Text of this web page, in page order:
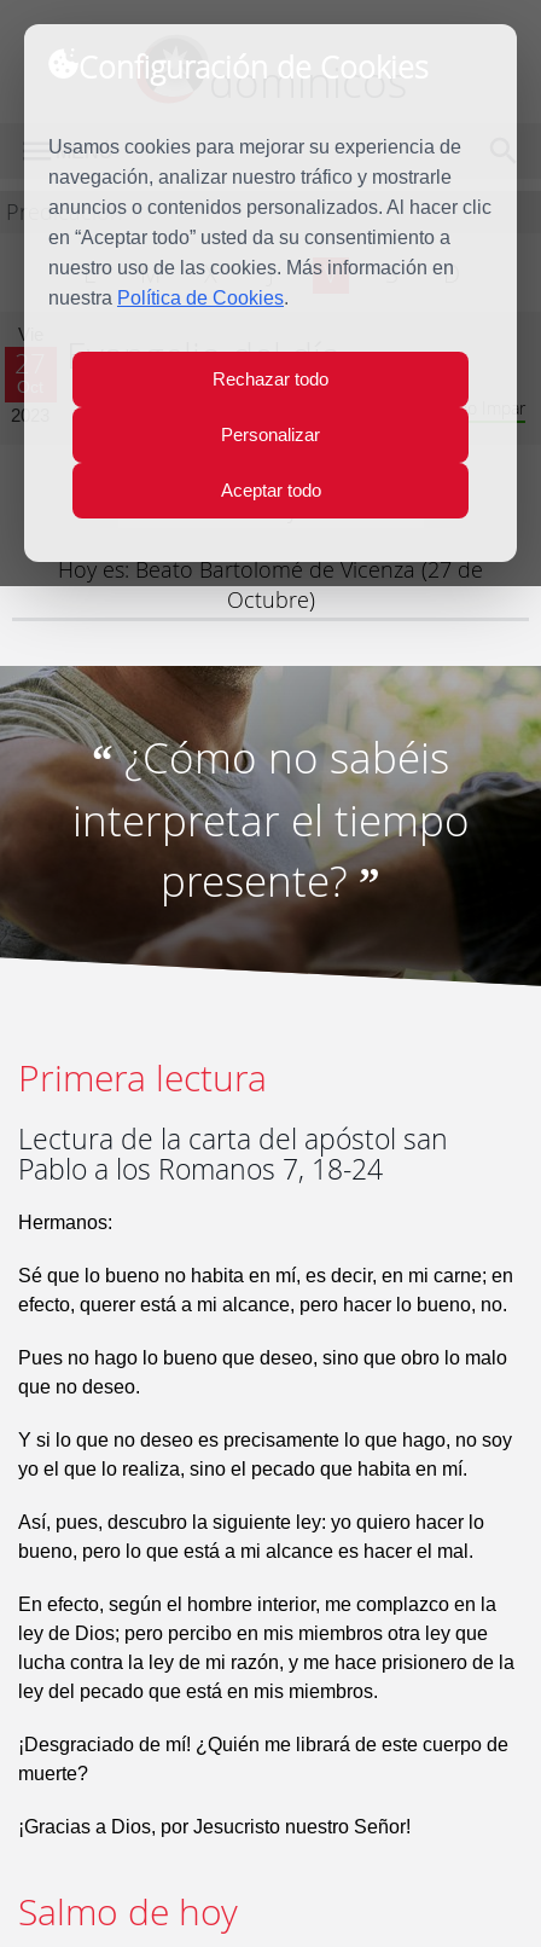
Configuración de Cookies
Usamos cookies para mejorar su experiencia de
navegación, analizar nuestro tráfico y mostrarle
anuncios o contenidos personalizados. Al hacer clic
en “Aceptar todo” usted da su consentimiento a
nuestro uso de las cookies. Más información en
nuestra Política de Cookies.
Rechazar todo
Personalizar
Aceptar todo
dominicos
MENÚ
Predicación
L M X J V S D
Vie
27
Oct
2023
Evangelio del día
Vigésimo novena semana del Tiempo Ordinario - Año Impar
Lecturas del día y comentario
Hoy es: Beato Bartolomé de Vicenza (27 de
Octubre)
“¿Cómo no sabéis
interpretar el tiempo
presente?”
Primera lectura
Lectura de la carta del apóstol san
Pablo a los Romanos 7, 18-24
Hermanos:
Sé que lo bueno no habita en mí, es decir, en mi carne; en
efecto, querer está a mi alcance, pero hacer lo bueno, no.
Pues no hago lo bueno que deseo, sino que obro lo malo
que no deseo.
Y si lo que no deseo es precisamente lo que hago, no soy
yo el que lo realiza, sino el pecado que habita en mí.
Así, pues, descubro la siguiente ley: yo quiero hacer lo
bueno, pero lo que está a mi alcance es hacer el mal.
En efecto, según el hombre interior, me complazco en la
ley de Dios; pero percibo en mis miembros otra ley que
lucha contra la ley de mi razón, y me hace prisionero de la
ley del pecado que está en mis miembros.
¡Desgraciado de mí! ¿Quién me librará de este cuerpo de
muerte?
¡Gracias a Dios, por Jesucristo nuestro Señor!
Salmo de hoy